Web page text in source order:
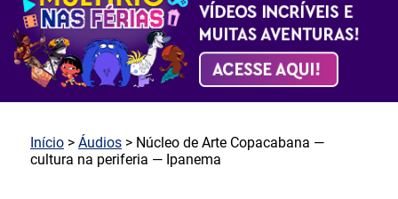
Início > Áudios > Núcleo de Arte Copacabana —
cultura na periferia — Ipanema